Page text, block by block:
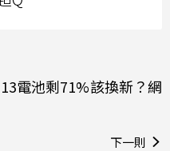
電池剩71%該換新？網
下一則